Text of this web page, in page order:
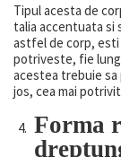
Tipul acesta de
talia accentuata si
astfel de corp, esti
potriveste, fie
acestea trebuie sa
jos, cea mai
Forma